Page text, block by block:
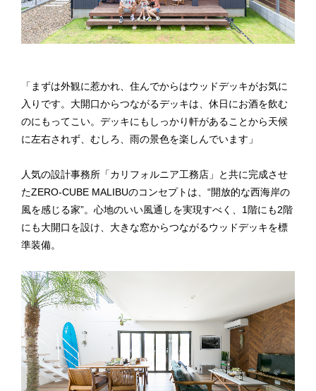
「まずは外観に惹かれ、住んでからはウッドデッキがお気に
入りです。大開口からつながるデッキは、休日にお酒を飲む
のにもってこい。デッキにもしっかり軒があることから天候
に左右されず、むしろ、雨の景色を楽しんでいます」
人気の設計事務所「カリフォルニア工務店」と共に完成させ
たZERO-CUBE MALIBUのコンセプトは、“開放的な西海岸の
風を感じる家”。心地のいい風通しを実現すべく、1階にも2階
にも大開口を設け、大きな窓からつながるウッドデッキを標
準装備。